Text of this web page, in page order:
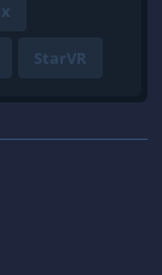
StarVR